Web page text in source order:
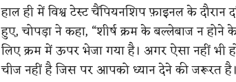
हाल ही में विश्व टेस्ट चैंपियनशिप फ़ाइनल के दौरान
हुए, चोपड़ा ने कहा, “शीर्ष क्रम के बल्लेबाज न होने
लिए क्रम में ऊपर भेजा गया है। अगर ऐसा नहीं भी
चीज नहीं है जिस पर आपको ध्यान देने की जरूरत है।